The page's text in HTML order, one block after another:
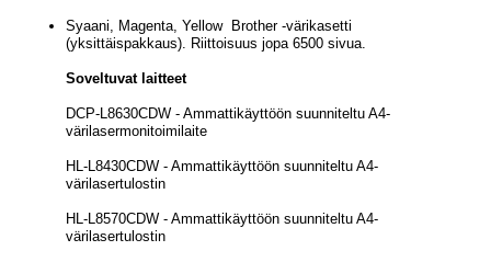
Syaani, Magenta, Yellow Brother -värikasetti
(yksittäispakkaus). Riittoisuus jopa 6500 sivua.
Soveltuvat laitteet
DCP-L8630CDW - Ammattikäyttöön suunniteltu A4-
värilasermonitoimilaite
HL-L8430CDW - Ammattikäyttöön suunniteltu A4-
värilasertulostin
HL-L8570CDW - Ammattikäyttöön suunniteltu A4-
värilasertulostin